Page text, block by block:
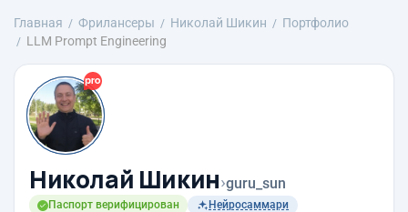
Главная Фрилансеры Николай Шикин
Портфолио
LLM Prompt Engineering
Николай Шикин›guru_sun
Паспорт верифицирован Нейросаммари